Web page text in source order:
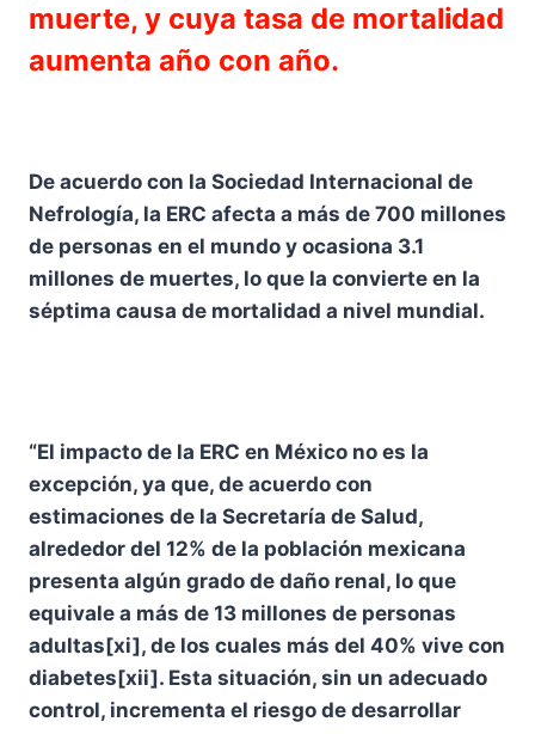
muerte, y cuya tasa de mortalidad
aumenta año con año.
De acuerdo con la Sociedad Internacional de
Nefrología, la ERC afecta a más de 700 millones
de personas en el mundo y ocasiona 3.1
millones de muertes, lo que la convierte en la
séptima causa de mortalidad a nivel mundial.
“El impacto de la ERC en México no es la
excepción, ya que, de acuerdo con
estimaciones de la Secretaría de Salud,
alrededor del 12% de la población mexicana
presenta algún grado de daño renal, lo que
equivale a más de 13 millones de personas
adultas[xi], de los cuales más del 40% vive con
diabetes[xii]. Esta situación, sin un adecuado
control, incrementa el riesgo de desarrollar